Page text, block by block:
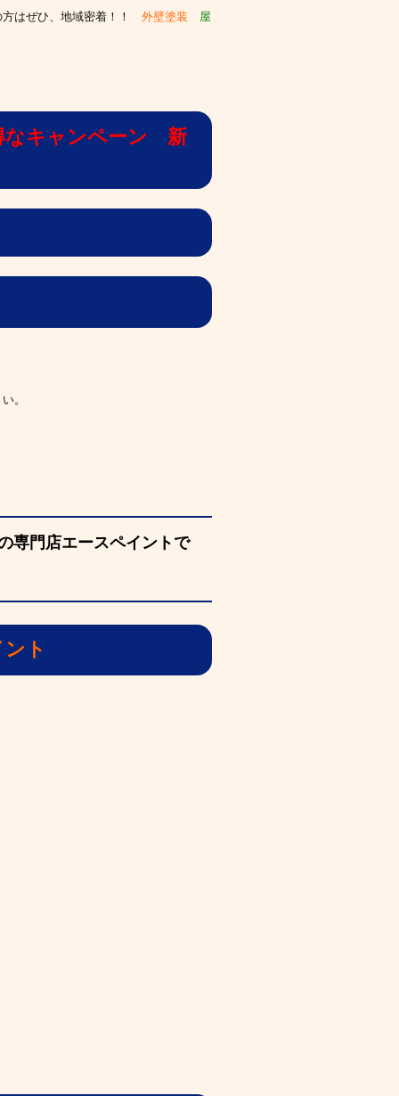
はぜひ、 地域密着！！ 外壁塗装 屋
キャンペーン 新
。
専門店エースペイントで
ト